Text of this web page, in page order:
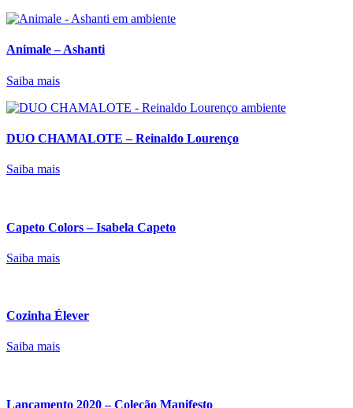
Animale – Ashanti
Saiba mais
DUO CHAMALOTE – Reinaldo Lourenço
Saiba mais
Capeto Colors – Isabela Capeto
Saiba mais
Cozinha Élever
Saiba mais
Lançamento 2020 – Coleção Manifesto